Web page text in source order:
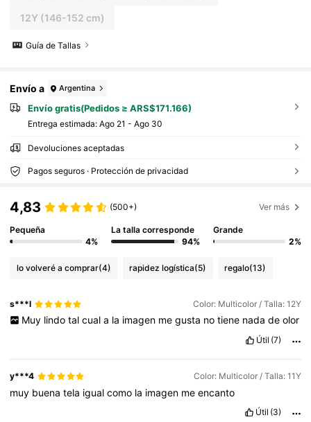
12Y (146-152 cm)
Guía de Tallas
Envío a Argentina
Envío gratis(Pedidos ≥ ARS$171.166)
Entrega estimada: Ago 21 - Ago 30
Devoluciones aceptadas
Pagos seguros · Protección de privacidad
4,83 (500+) Ver más
Pequeña
4%
La talla corresponde
94%
Grande
2%
lo volveré a comprar(4) rapidez logística(5) regalo(13)
s***l Color: Multicolor / Talla: 12Y
Muy lindo tal cual a la imagen me gusta no tiene nada de olor
Útil (7)
y***4 Color: Multicolor / Talla: 11Y
muy buenatela igualcomo la imagen meencanto
Útil (3)